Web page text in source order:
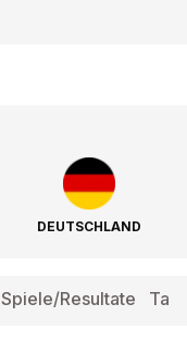
DEUTSCHLAND
Spiele/Resultate